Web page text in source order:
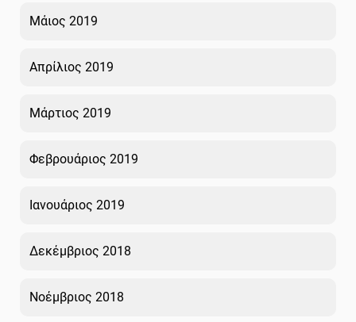
Μάιος 2019
Απρίλιος 2019
Μάρτιος 2019
Φεβρουάριος 2019
Ιανουάριος 2019
Δεκέμβριος 2018
Νοέμβριος 2018